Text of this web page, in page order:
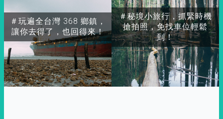
＃玩遍全台灣 368 鄉鎮，
讓你去得了，也回得來！
＃秘境小旅行，抓緊時機
搶拍照，免找車位輕鬆
到！